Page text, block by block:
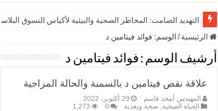
التهديد الصامت: المخاطر الصحية والبيئية لأكياس التسوق
الرئيسية/ الوسم: فوائد فيتامين د
أرشيف الوسم : فوائد فيتامين د
علاقة نقص فيتامين د بالسمنة والحالة المزاجية
المهندس أمجد قاسم
29 أكتوبر، 2022
الحياة الصحية, صحة وتغذية 0
1,273